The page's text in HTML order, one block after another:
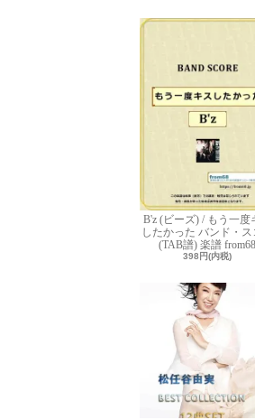
B'z (ビーズ) / もう一度
したかった バンド・ス
(TAB譜) 楽譜 from68
398円(内税)